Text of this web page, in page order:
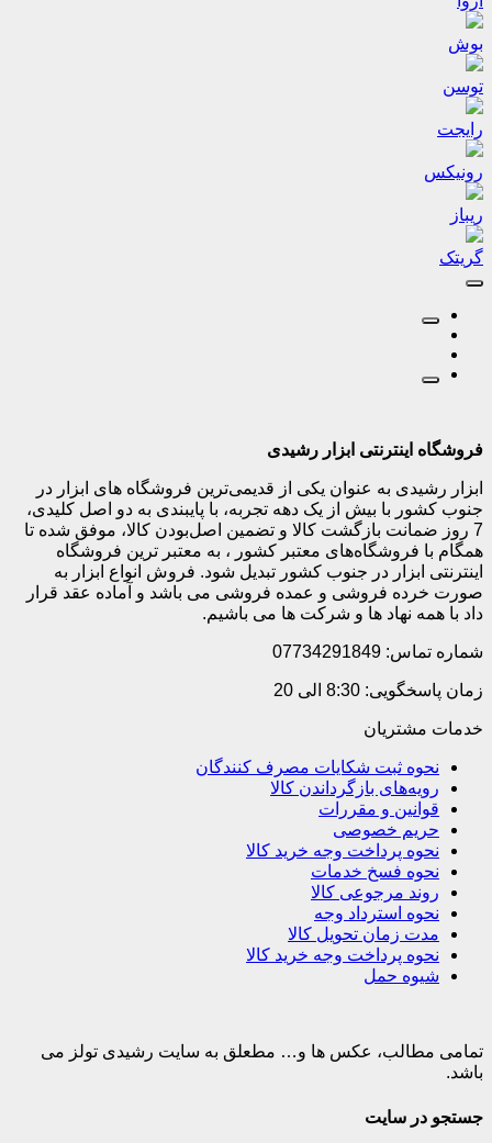
بوش
توسن
رایجت
رونیکس
ریباز
گریتک
فروشگاه اینترنتی ابزار رشیدی
ابزار رشیدی به عنوان یکی از قدیمی‌ترین فروشگاه های ابزار در
جنوب کشور با بیش از یک دهه تجربه، با پایبندی به دو اصل کلیدی،
7 روز ضمانت بازگشت کالا و تضمین اصل‌بودن کالا، موفق شده تا
همگام با فروشگاه‌های معتبر کشور ، به معتبر ترین فروشگاه
اینترنتی ابزار در جنوب کشور تبدیل شود. فروش انواع ابزار به
صورت خرده فروشی و عمده فروشی می باشد و آماده عقد قرار
داد با همه نهاد ها و شرکت ها می باشیم.
شماره تماس: 07734291849
زمان پاسخگویی: 8:30 الی 20
خدمات مشتریان
نحوه ثبت شکایات مصرف کنندگان
رویه‌های بازگرداندن کالا
قوانین و مقررات
حریم خصوصی
نحوه پرداخت وجه خرید کالا
نحوه فسخ خدمات
روند مرجوعی کالا
نحوه استرداد وجه
مدت زمان تحویل کالا
نحوه پرداخت وجه خرید کالا
شیوه حمل
تمامی مطالب، عکس ها و… مطعلق به سایت رشیدی تولز می
باشد.
جستجو در سایت